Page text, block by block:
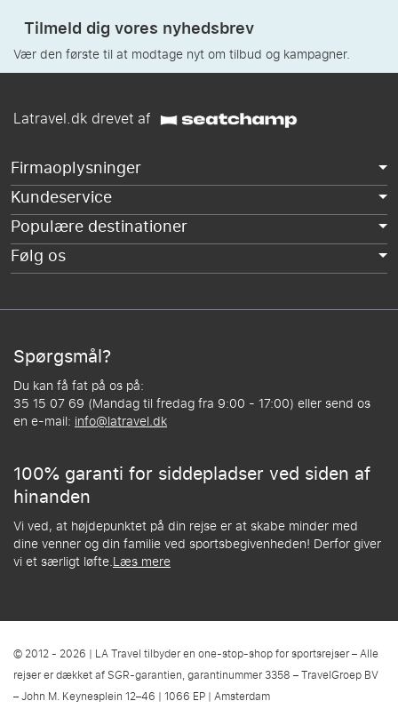
Tilmeld dig vores nyhedsbrev
Vær den første til at modtage nyt om tilbud og kampagner.
Latravel.dk drevet af
Firmaoplysninger
Kundeservice
Populære destinationer
Følg os
Spørgsmål?
Du kan få fat på os på:
35 15 07 69 (Mandag til fredag fra 9:00 - 17:00) eller send os
en e-mail: info@latravel.dk
100% garanti for siddepladser ved siden af
hinanden
Vi ved, at højdepunktet på din rejse er at skabe minder med
dine venner og din familie ved sportsbegivenheden! Derfor giver
vi et særligt løfte.Læs mere
© 2012 - 2026 | LA Travel tilbyder en one-stop-shop for sportsrejser – Alle
rejser er dækket af SGR-garantien, garantinummer 3358 – TravelGroep BV
– John M. Keynesplein 12–46 | 1066 EP | Amsterdam